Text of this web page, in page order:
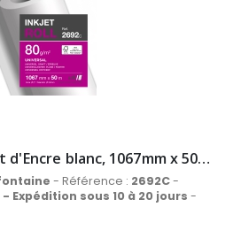
Rouleau de papier Jet d'Encre blanc, 1067mm x 50m, 80 g/m²
- Référence : 2692C-
Expédition sous 10 à 20 jours -